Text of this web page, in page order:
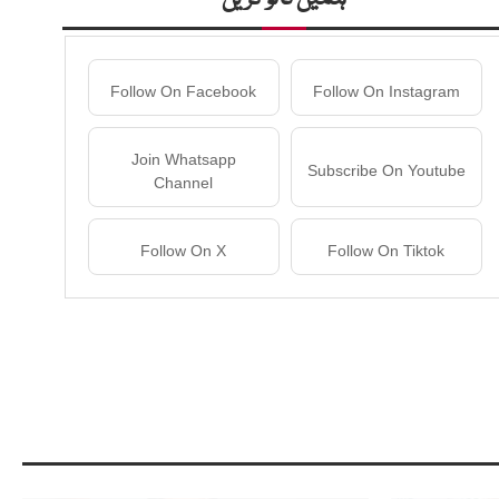
Follow On Instagram
Follow On Facebook
Subscribe On Youtube
Join Whatsapp
Channel
Follow On Tiktok
Follow On X